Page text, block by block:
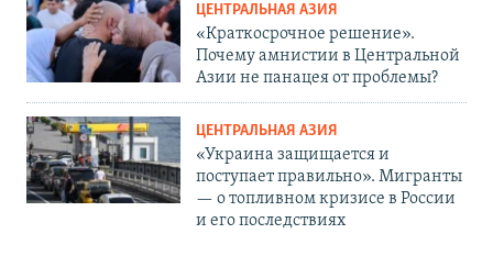
ЦЕНТРАЛЬНАЯ АЗИЯ
«Краткосрочное решение».
Почему амнистии в Центральной
Азии не панацея от проблемы?
ЦЕНТРАЛЬНАЯ АЗИЯ
«Украина защищается и
поступает правильно». Мигранты
— о топливном кризисе в России
и его последствиях